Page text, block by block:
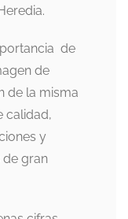
de
de
de la misma
calidad,
y
gran